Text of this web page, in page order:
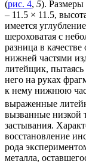
(рис. 4, 5). Размеры
– 11.5 × 11.5,
имеется
шероховатая с
разница в
нижней частями
литейщик, пытаясь
него на руках
к нему нижнюю
выраженные
вызванные низкой
застывания.
восстановление
рода
металла,